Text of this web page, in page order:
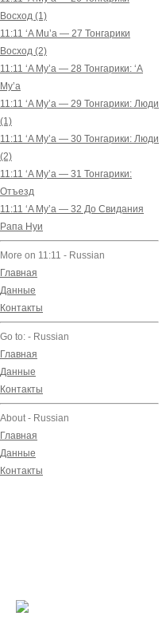
Восход (1)
11:11 ‘A Mu’a — 27 Тонгарики
Восход (2)
11:11 ‘A Mу’a — 28 Тонгарики: ‘A
Mу’a
11:11 ‘A Mу’a — 29 Тонгарики: Люди
(1)
11:11 ‘A Mу’a — 30 Тонгарики: Люди
(2)
11:11 ‘A Mу’a — 31 Тонгарики:
Отъезд
11:11 ‘A Mу’a — 32 До Свидания
Рапа Нуи
More on 11:11 - Russian
Главная
Данные
Контакты
Go to: - Russian
Главная
Данные
Контакты
About - Russian
Главная
Данные
Контакты